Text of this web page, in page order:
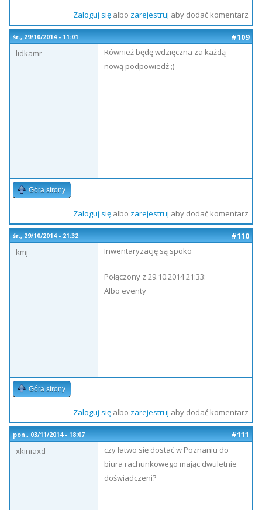
Zaloguj sięalbo zarejestruj aby dodać komentarz
śr., 29/10/2014 - 11:01
#109
lidkamr
Również będę wdzięczna za każdą
nową podpowiedź ;)
Góra strony
Zaloguj sięalbo zarejestruj aby dodać komentarz
śr., 29/10/2014 - 21:32
#110
kmj
Inwentaryzację są spoko
Połączony z 29.10.2014 21:33:
Albo eventy
Góra strony
Zaloguj sięalbo zarejestruj aby dodać komentarz
pon., 03/11/2014 - 18:07
#111
xkiniaxd
czy łatwo się dostać w Poznaniu do
biura rachunkowego mając dwuletnie
doświadczeni?